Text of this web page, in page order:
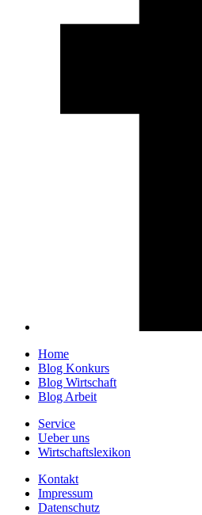
Home
Blog Konkurs
Blog Wirtschaft
Blog Arbeit
Service
Ueber uns
Wirtschaftslexikon
Kontakt
Impressum
Datenschutz